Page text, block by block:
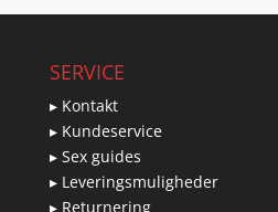
SERVICE
▸ Kontakt
▸ Kundeservice
▸ Sex guides
▸ Leveringsmuligheder
▸ Returnering